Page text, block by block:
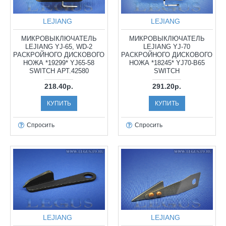
LEJIANG
МИКРОВЫКЛЮЧАТЕЛЬ
LEJIANG YJ-65, WD-2
РАСКРОЙНОГО ДИСКОВОГО
НОЖА *19299* YJ65-58
SWITCH АРТ.42580
218.40р.
КУПИТЬ
Спросить
LEJIANG
МИКРОВЫКЛЮЧАТЕЛЬ
LEJIANG YJ-70
РАСКРОЙНОГО ДИСКОВОГО
НОЖА *18245* YJ70-B65
SWITCH
291.20р.
КУПИТЬ
Спросить
LEJIANG LEJIANG